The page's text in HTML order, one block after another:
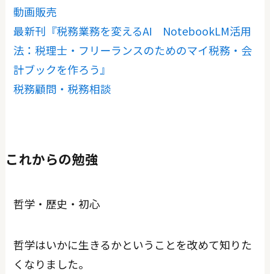
動画販売
最新刊『税務業務を変えるAI NotebookLM活用
法：税理士・フリーランスのためのマイ税務・会
計ブックを作ろう』
税務顧問・税務相談
これからの勉強
哲学・歴史・初心
哲学はいかに生きるかということを改めて知りた
くなりました。